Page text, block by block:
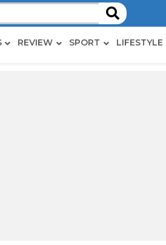
REVIEW SPORT LIFESTYLE